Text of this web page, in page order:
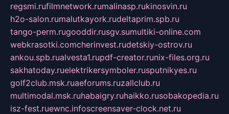
regsmi.rufilmnetwork.rumalinasp.rukinosvin.ru
h2o-salon.rumalutkayork.rudeltaprim.spb.ru
tango-perm.rugooddir.rusgv.sumultiki-online.com
webkrasotki.comcherinvest.rudetskiy-ostrov.ru
ankou.spb.rualvesta1.rupdf-creator.runix-files.org.ru
sakhatoday.ruelektrikersymboler.rusputnikyes.ru
golf2club.msk.ruaeforums.ruzallclub.ru
multimodal.msk.ruhabaigry.ruhaikko.rusobakopedia.ru
isz-fest.ruewnc.infoscreensaver-clock.net.ru